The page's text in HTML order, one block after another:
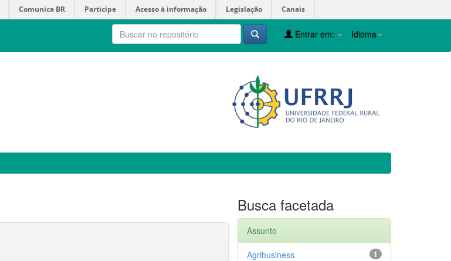
Comunica BR Participe Acesso à informação Legislação Canais
Idioma
Entrar em:
Busca facetada
Assunto
1
Agribusiness